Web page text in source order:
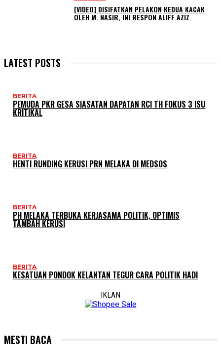
[VIDEO] DISIFATKAN PELAKON KEDUA KACAK
OLEH M. NASIR, INI RESPON ALIFF AZIZ
LATEST POSTS
BERITA
PEMUDA PKR GESA SIASATAN DAPATAN RCI TH FOKUS 3 ISU
KRITIKAL
BERITA
HENTI RUNDING KERUSI PRN MELAKA DI MEDSOS
BERITA
PH MELAKA TERBUKA KERJASAMA POLITIK, OPTIMIS
TAMBAH KERUSI
BERITA
KESATUAN PONDOK KELANTAN TEGUR CARA POLITIK HADI
IKLAN
MESTI BACA